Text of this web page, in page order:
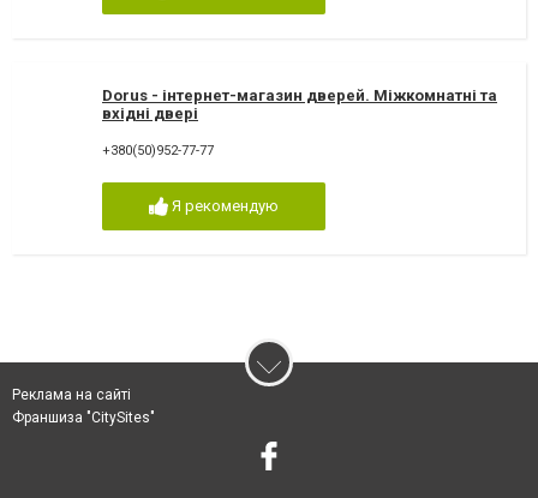
Dorus - інтернет-магазин дверей. Міжкомнатні та
вхідні двері
+380(50)952-77-77
Я рекомендую
Реклама на сайті
Франшиза "CitySites"